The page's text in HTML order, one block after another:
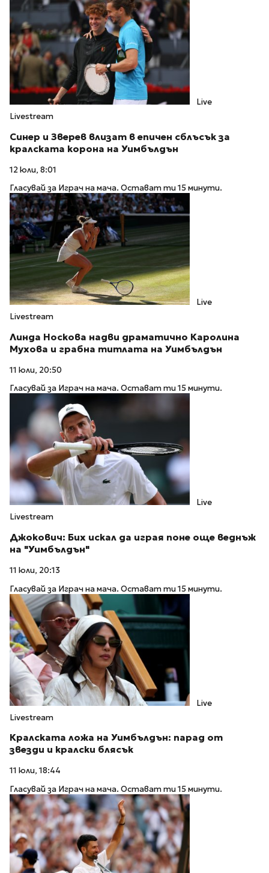
Live
Livestream
Синер и Зверев влизат в епичен сблъсък за
кралската корона на Уимбълдън
12 юли, 8:01
Гласувай за Играч на мача. Остават ти 15 минути.
Live
Livestream
Линда Носкова надви драматично Каролина
Мухова и грабна титлата на Уимбълдън
11 юли, 20:50
Гласувай за Играч на мача. Остават ти 15 минути.
Live
Livestream
Джокович: Бих искал да играя поне още веднъж
на "Уимбълдън"
11 юли, 20:13
Гласувай за Играч на мача. Остават ти 15 минути.
Live
Livestream
Кралската ложа на Уимбълдън: парад от
звезди и кралски блясък
11 юли, 18:44
Гласувай за Играч на мача. Остават ти 15 минути.